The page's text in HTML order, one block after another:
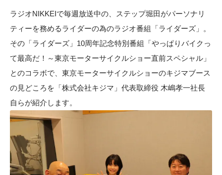
ラジオNIKKEIで毎週放送中の、ステップ堀田がパーソナリ
ティーを務めるライダーの為のラジオ番組「ライダーズ」。
その「ライダーズ」10周年記念特別番組「やっぱりバイクっ
て最高だ！～東京モーターサイクルショー直前スペシャル」
とのコラボで、東京モーターサイクルショーのキジマブース
の見どころを「株式会社キジマ」代表取締役 木嶋孝一社長
自らが紹介します。